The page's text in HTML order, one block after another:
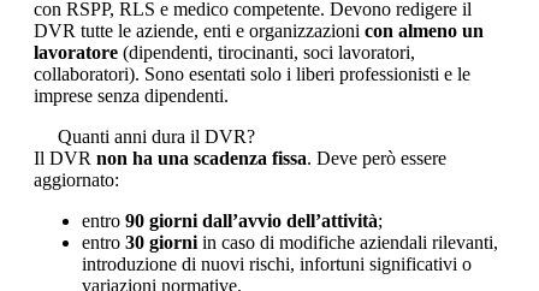
con RSPP, RLS e medico competente. Devono redigere il
DVR tutte le aziende, enti e organizzazioni con almeno un
lavoratore (dipendenti, tirocinanti, soci lavoratori,
collaboratori). Sono esentati solo i liberi professionisti e le
imprese senza dipendenti.
Quanti anni dura il DVR?
Il DVR non ha una scadenza fissa. Deve però essere
aggiornato:
entro 90 giorni dall’avvio dell’attività;
entro 30 giorni in caso di modifiche aziendali rilevanti,
introduzione di nuovi rischi, infortuni significativi o
variazioni normative.